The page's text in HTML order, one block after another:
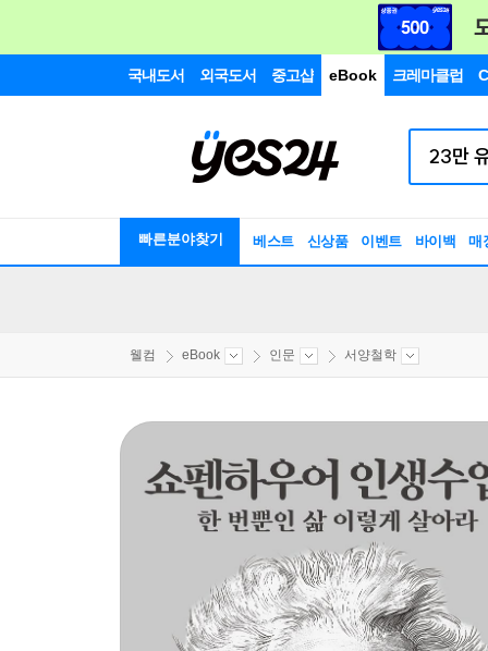
국내도서 외국도서 중고샵 eBook 크레마클럽
빠른분야찾기 베스트 신상품 이벤트 바이백 매
웰컴 eBook 인문 서양철학